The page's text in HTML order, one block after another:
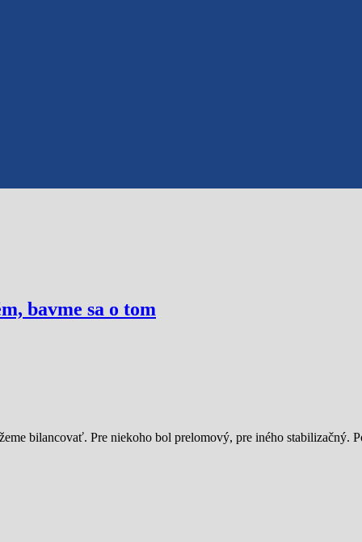
bavme sa o tom
bilancovať. Pre niekoho bol prelomový, pre iného stabilizačný.